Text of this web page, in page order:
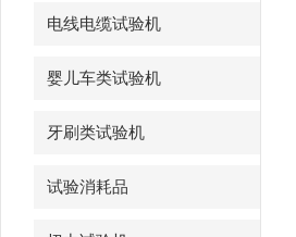
电线电缆试验机
婴儿车类试验机
牙刷类试验机
试验消耗品